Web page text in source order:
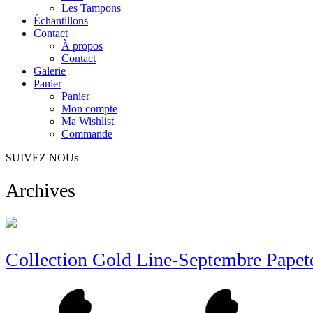
Les Tampons
Échantillons
Contact
À propos
Contact
Galerie
Panier
Panier
Mon compte
Ma Wishlist
Commande
SUIVEZ NOUs
Archives
Collection Gold Line-Septembre